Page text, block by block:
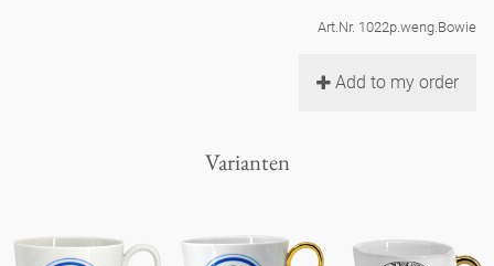
Espressotassen 'Glam'
Tiefe Teller - weiß
Ovale Teller 'de Luxe'
Lange Teller 'de Luxe'
Räucherstäbchenhalter
Besteck
Porzellanfiguren
Alices Schachspiel 'de Luxe'
noch mehr Figuren
Art.Nr. 1022p.weng.Bowie
Add to my order
Varianten